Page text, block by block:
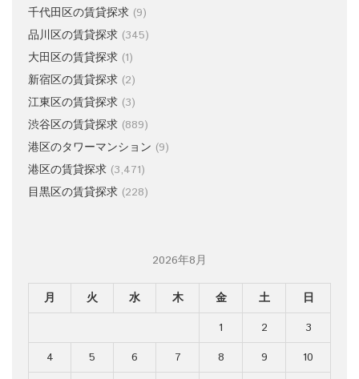
千代田区の賃貸探求 (9)
品川区の賃貸探求 (345)
大田区の賃貸探求 (1)
新宿区の賃貸探求 (2)
江東区の賃貸探求 (3)
渋谷区の賃貸探求 (889)
港区のタワーマンション (9)
港区の賃貸探求 (3,471)
目黒区の賃貸探求 (228)
2026年8月
月 火 水 木 金 土 日
1 2
3
4
5 6 7 8 9
10